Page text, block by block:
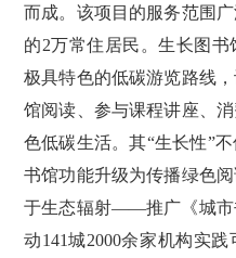
而成。该项目的服务范围
的2万常住居民。生长图
极具特色的低碳游览路线
馆阅读、参与课程讲座、
色低碳生活。其“生长性”
书馆功能升级为传播绿色
于生态辐射——推广《城市
动141城2000余家机构实